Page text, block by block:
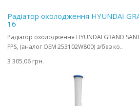
Радіатор охолодження HYUNDAI
16
Радіатор охолодження HYUNDAI GRAND
FPS, (аналог OEM 253102W800) з/без ко..
3 305,06 грн.